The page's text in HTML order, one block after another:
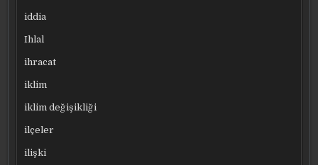
iddia
Ihlal
ihracat
iklim
iklim değişikliği
ilçeler
ilişki